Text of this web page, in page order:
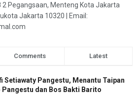
2 Pegangsaan, Menteng Kota Jakarta
Jakarta 10320 | Email:
Comments Latest
Setiawaty Pangestu, Menantu Taipan
Pangestu dan Bos Bakti Barito